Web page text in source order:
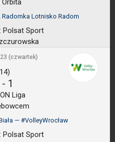
Orbita
Radomka Lotnisko Radom
Polsat Sport
(czwartek)
- 1
Liga
— #VolleyWrocław
Polsat Sport